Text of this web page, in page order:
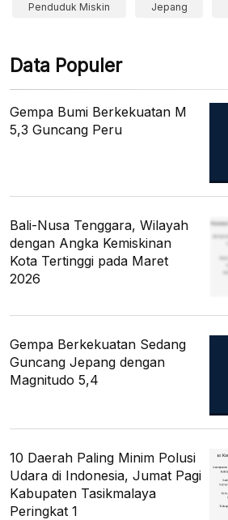
Penduduk Miskin Jepang
Data Populer
Gempa Bumi Berkekuatan M
5,3 Guncang Peru
Bali-Nusa Tenggara, Wilayah
dengan Angka Kemiskinan
Kota Tertinggi pada Maret
2026
Gempa Berkekuatan Sedang
Guncang Jepang dengan
Magnitudo 5,4
10 Daerah Paling Minim Polusi
Udara di Indonesia, Jumat Pagi
Kabupaten Tasikmalaya
Peringkat 1